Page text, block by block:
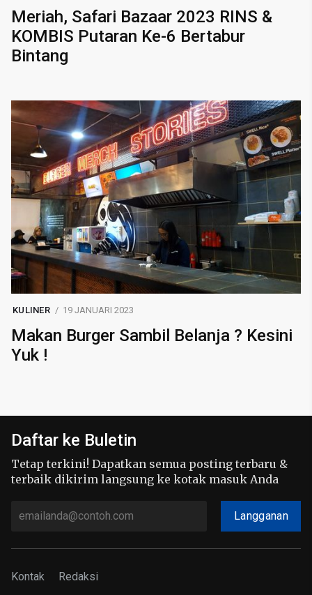
Meriah, Safari Bazaar 2023 RINS &
KOMBIS Putaran Ke-6 Bertabur
Bintang
KULINER 19 JANUARI 2023
Makan Burger Sambil Belanja ? Kesini
Yuk !
Daftar ke Buletin
Tetap terkini! Dapatkan semua posting terbaru &
terbaik dikirim langsung ke kotak masuk Anda
Langganan
Kontak Redaksi